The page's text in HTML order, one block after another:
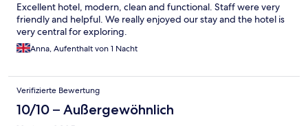
Excellent hotel, modern, clean and functional. Staff were very
friendly and helpful. We really enjoyed our stay and the hotel is
very central for exploring.
Anna, Aufenthalt von 1 Nacht
Verifizierte Bewertung
10/10 – Außergewöhnlich